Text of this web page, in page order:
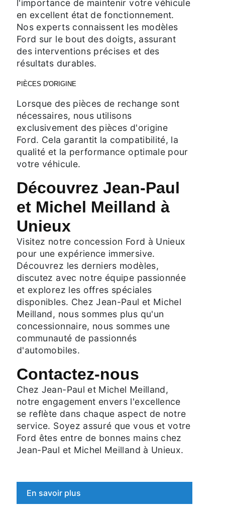
l'importance de maintenir votre véhicule
en excellent état de fonctionnement.
Nos experts connaissent les modèles
Ford sur le bout des doigts, assurant
des interventions précises et des
résultats durables.
PIÈCES D'ORIGINE
Lorsque des pièces de rechange sont
nécessaires, nous utilisons
exclusivement des pièces d'origine
Ford. Cela garantit la compatibilité, la
qualité et la performance optimale pour
votre véhicule.
Découvrez Jean-Paul
et Michel Meilland à
Unieux
Visitez notre concession Ford à Unieux
pour une expérience immersive.
Découvrez les derniers modèles,
discutez avec notre équipe passionnée
et explorez les offres spéciales
disponibles. Chez Jean-Paul et Michel
Meilland, nous sommes plus qu'un
concessionnaire, nous sommes une
communauté de passionnés
d'automobiles.
Contactez-nous
Chez Jean-Paul et Michel Meilland,
notre engagement envers l'excellence
se reflète dans chaque aspect de notre
service. Soyez assuré que vous et votre
Ford êtes entre de bonnes mains chez
Jean-Paul et Michel Meilland à Unieux.
En savoir plus